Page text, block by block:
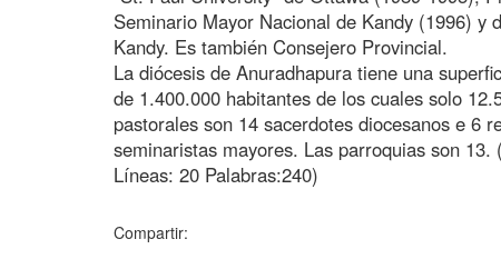
Seminario Mayor Nacional de Kandy (1996) y
Kandy. Es también Consejero Provincial.
La diócesis de Anuradhapura tiene una
de 1.400.000 habitantes de los cuales solo
pastorales son 14 sacerdotes diocesanos e 6
seminaristas mayores. Las parroquias son
Líneas: 20 Palabras:240)
Compartir: